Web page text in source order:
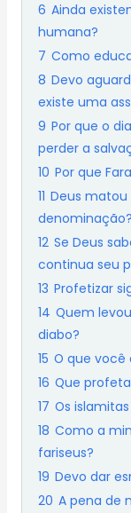
6 Ainda
humana?
7 Como
8 Devo
existe uma
9 Por que o
perder a
10 Por que
11 Deus
denominação?
12 Se Deus
continua seu
13 Profetizar
14 Quem
diabo?
15 O que você
16 Que
17 Os
18 Como a
fariseus?
19 Devo dar
20 A pena de